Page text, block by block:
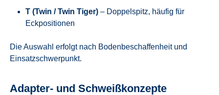
T (Twin / Twin Tiger) – Doppelspitz, häufig für
Eckpositionen
Die Auswahl erfolgt nach Bodenbeschaffenheit und
Einsatzschwerpunkt.
Adapter- und Schweißkonzepte